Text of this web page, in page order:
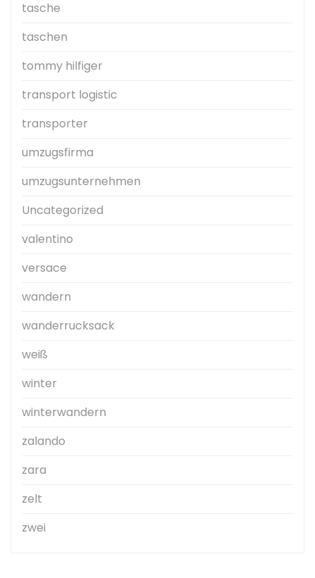
tasche
taschen
tommy hilfiger
transport logistic
transporter
umzugsfirma
umzugsunternehmen
Uncategorized
valentino
versace
wandern
wanderrucksack
weiß
winter
winterwandern
zalando
zara
zelt
zwei